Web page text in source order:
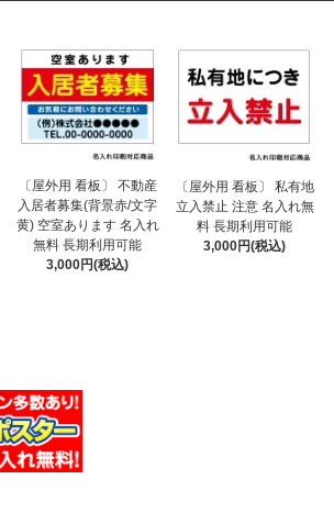
〔屋外用 看板〕 不動産
入居者募集(背景赤/文字
黄) 空室あります 名入れ
無料 長期利用可能
3,000円(税込)
〔屋外用 看板〕 私有地
立入禁止 注意 名入れ無
料 長期利用可能
3,000円(税込)